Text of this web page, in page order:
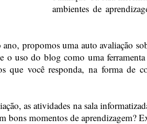
ambientes de
propomos uma auto avaliação
o uso do blog como uma ferramenta
que você responda, na forma de
as atividades na sala
bons momentos de aprendizagem?